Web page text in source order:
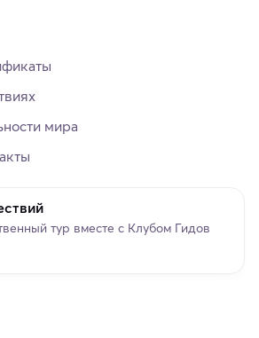
мира
тур вместе с Клубом Гидов